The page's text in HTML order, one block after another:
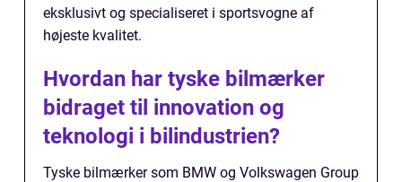
eksklusivt og specialiseret i sportsvogne af
højeste kvalitet.
Hvordan har tyske bilmærker
bidraget til innovation og
teknologi i bilindustrien?
Tyske bilmærker som BMW og Volkswagen Group